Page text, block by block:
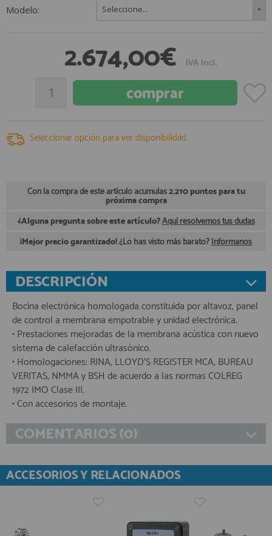
INFORMACION
910 60 71 03
de 10:00 a 20:00 de Lunes a Viernes
Sábados de 10:00 a 14:00
info@francobordo.com
registro profesional
Modelo:
Seleccione...
2.674,00€ IVA Incl.
Seleccionar opción para ver disponibilidad
Con la compra de este artículo acumulas2.210 puntos para tu
próxima compra
¿Alguna pregunta sobre este artículo?Aquí resolvemos tus dudas
¡Mejor precio garantizado!¿Lo has visto más barato?Infórmanos
DESCRIPCIÓN
Bocina electrónica homologada constituida por altavoz, panel
de control a membrana empotrable y unidad electrónica.
• Prestaciones mejoradas de la membrana acústica con nuevo
sistema de calefacción ultrasónico.
• Homologaciones: RINA, LLOYD'S REGISTER MCA, BUREAU
VERITAS, NMMA y BSH de acuerdo a las normas COLREG
1972 IMO Clase III.
• Con accesorios de montaje.
COMENTARIOS (0)
ACCESORIOS Y RELACIONADOS